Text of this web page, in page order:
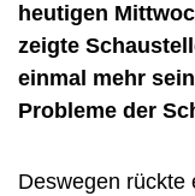
heutigen
zeigte
einmal mehr
Probleme der
Deswegen rückte